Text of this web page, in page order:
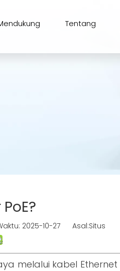
Tentang
2025-10-27 Asal:Situs
melalui kabel